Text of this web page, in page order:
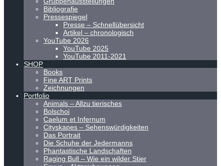
Bibliografie
Pressespiegel
Presse – Schnellübersicht
Artikel – chronologisch
YouTube 2026
YouTube 2025
YouTube 2011-2021
SHOP
Books
Fine ART Prints
Zeichnungen
Portfolio
Animals – Allzu tierisches
Bolschoi
Caelum et Infernum
Cityskapes – Sehenswürdigkeiten
Das Portrait
Die Schuhe der Jedermanns
Phantastische Landschaften
Raging Bull – Wie ein wilder Stier